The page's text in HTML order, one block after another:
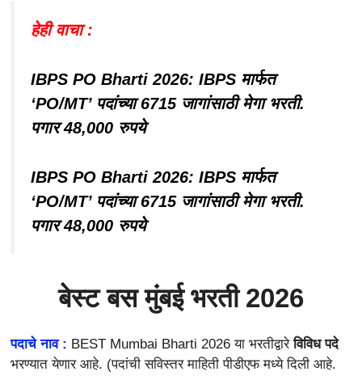
हेही वाचा :
IBPS PO Bharti 2026: IBPS मार्फत
‘PO/MT’ पदांच्या 6715 जागांसाठी मेगा भरती.
पगार 48,000 रुपये
IBPS PO Bharti 2026: IBPS मार्फत
‘PO/MT’ पदांच्या 6715 जागांसाठी मेगा भरती.
पगार 48,000 रुपये
बेस्ट बस मुंबई भरती 2026
पदाचे नाव : BEST Mumbai Bharti 2026 या भरतीद्वारेविविध पदे
भरण्यात येणार आहे. (पदांची सविस्तर माहिती पीडीएफ मध्ये दिली आहे.